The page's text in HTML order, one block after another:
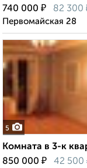
740 000 ₽ 82 300
Первомайская 28
5
Комната в 3-к
850 000 ₽ 42 500